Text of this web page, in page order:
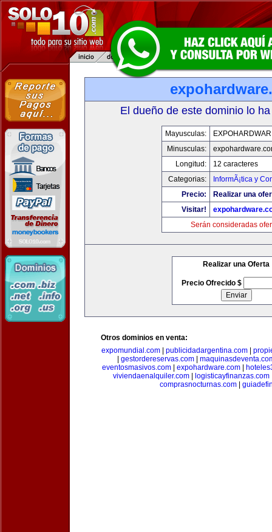
El dueño de este dominio lo
Mayusculas:
Minusculas:
Longitud:
12 caracteres
Categorias:
InformÃ¡tica y
Precio:
Realizar una
Visitar!
Serán consideradas
Realizar una Oferta
Precio Ofrecido $
Otros dominios en venta:
expomundial.com| publicidadargentina.com|
gestordereservas.com|
eventosmasivos.com
expohardware.com
viviendaenalquiler.com
logisticayfinanzas.com
comprasnocturnas.com